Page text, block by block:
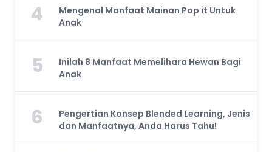
4
Mengenal Manfaat Mainan Pop it Untuk
Anak
5
Inilah 8 Manfaat Memelihara Hewan Bagi
Anak
6
Pengertian Konsep Blended Learning, Jenis
dan Manfaatnya, Anda Harus Tahu!